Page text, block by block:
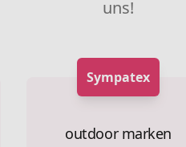
uns!
Sympatex
outdoor marken